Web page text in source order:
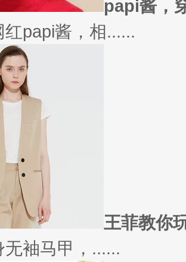
时候，我们会喜欢